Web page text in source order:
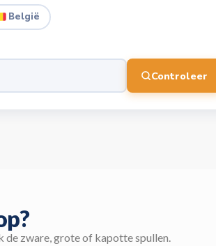
België
Controleer
de zware, grote of kapotte spullen.